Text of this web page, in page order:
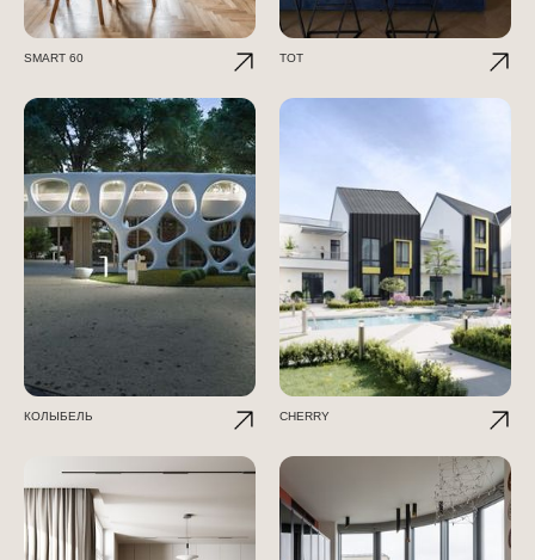
SMART 60 TOT
КОЛЫБЕЛЬ CHERRY